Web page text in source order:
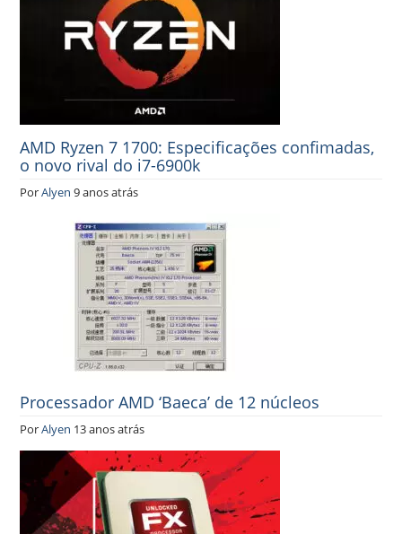
AMD Ryzen 7 1700: Especificações confimadas,
o novo rival do i7-6900k
PorAlyen 9 anos atrás
Processador AMD ‘Baeca’ de 12 núcleos
PorAlyen 13 anos atrás